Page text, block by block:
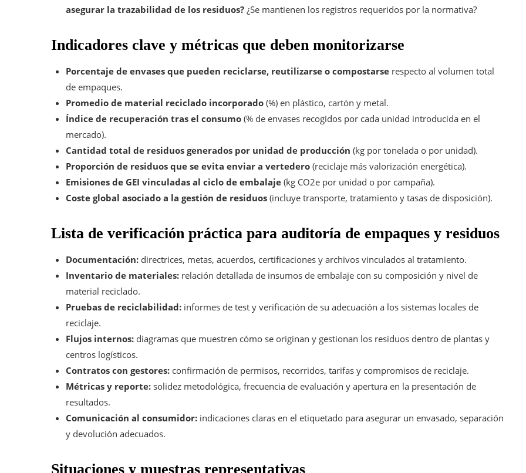
asegurar la trazabilidad de los residuos? ¿Se mantienen los registros requeridos por la normativa?
Indicadores clave y métricas que deben monitorizarse
Porcentaje de envases que pueden reciclarse, reutilizarse o compostarse respecto al volumen total
de empaques.
Promedio de material reciclado incorporado (%) en plástico, cartón y metal.
Índice de recuperación tras el consumo (% de envases recogidos por cada unidad introducida en el
mercado).
Cantidad total de residuos generados por unidad de producción (kg por tonelada o por unidad).
Proporción de residuos que se evita enviar a vertedero (reciclaje más valorización energética).
Emisiones de GEI vinculadas al ciclo de embalaje (kg CO2e por unidad o por campaña).
Coste global asociado a la gestión de residuos (incluye transporte, tratamiento y tasas de disposición).
Lista de verificación práctica para auditoría de empaques y residuos
Documentación: directrices, metas, acuerdos, certificaciones y archivos vinculados al tratamiento.
Inventario de materiales: relación detallada de insumos de embalaje con su composición y nivel de
material reciclado.
Pruebas de reciclabilidad: informes de test y verificación de su adecuación a los sistemas locales de
reciclaje.
Flujos internos: diagramas que muestren cómo se originan y gestionan los residuos dentro de plantas y
centros logísticos.
Contratos con gestores: confirmación de permisos, recorridos, tarifas y compromisos de reciclaje.
Métricas y reporte: solidez metodológica, frecuencia de evaluación y apertura en la presentación de
resultados.
Comunicación al consumidor: indicaciones claras en el etiquetado para asegurar un envasado, separación
y devolución adecuados.
Situaciones y muestras representativas